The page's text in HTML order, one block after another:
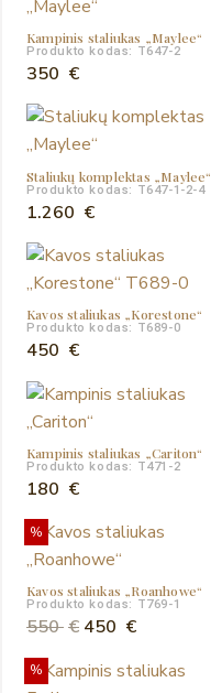
Kampinis staliukas „Maylee“
Produkto kodas: T647-2
350 €
Staliukų komplektas „Maylee“
Produkto kodas: T647-1-2-4
1.260 €
Kavos staliukas „Korestone“
Produkto kodas: T689-0
450 €
Kampinis staliukas „Cariton“
Produkto kodas: T471-2
180 €
%
Kavos staliukas „Roanhowe“
Produkto kodas: T769-1
550€ Original
was:
450 €Current
is:
%